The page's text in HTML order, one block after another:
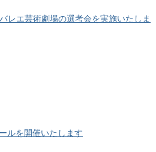
レエ芸術劇場の選考会を実施いたしま
ルを開催いたします